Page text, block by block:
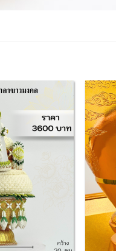
Add to
Wishlist